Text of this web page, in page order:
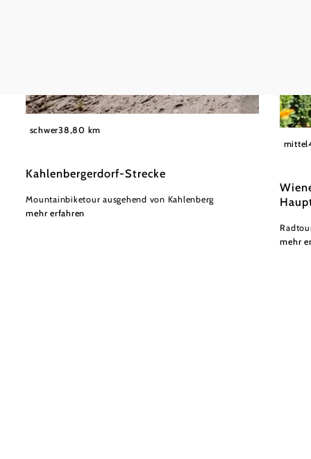
Wienerwald Tourismus/Markus Frühmann
schwer38,80 km
Kahlenbergerdorf-Strecke
Mountainbiketour ausgehend von Kahlenberg
mehr erfahren
mittel
mehr